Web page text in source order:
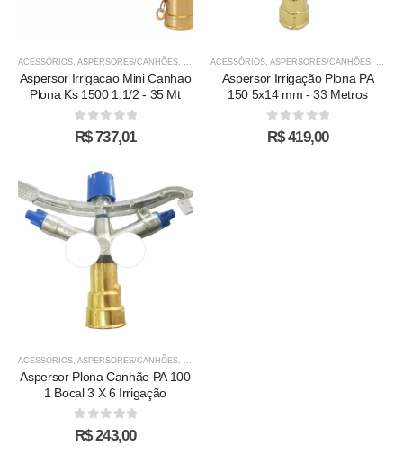
ACESSÓRIOS, ASPERSORES/CANHÕES, IRRIGAÇÃO
Aspersor Irrigacao Mini Canhao
Plona Ks 1500 1.1/2 - 35 Mt
0out of 5
R$737,01
ACESSÓRIOS, ASPERSORES/CANHÕES,
Aspersor Irrigação Plona PA
150 5x14 mm - 33 Metros
0out of 5
R$419,00
ACESSÓRIOS, ASPERSORES/CANHÕES, IRRIGAÇÃO
Aspersor Plona Canhão PA 100
1 Bocal 3 X 6 Irrigação
0out of 5
R$243,00